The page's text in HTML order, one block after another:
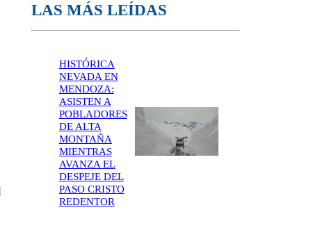
LAS MÁS LEÍDAS
HISTÓRICA
NEVADA EN
MENDOZA:
ASISTEN A
POBLADORES
DE ALTA
MONTAÑA
MIENTRAS
AVANZA EL
DESPEJE DEL
PASO CRISTO
REDENTOR